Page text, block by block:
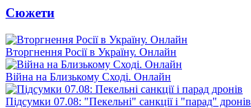
Сюжети
Вторгнення Росії в Україну. Онлайн
Війна на Близькому Сході. Онлайн
Підсумки 07.08: "Пекельні" санкції і "парад" дронів